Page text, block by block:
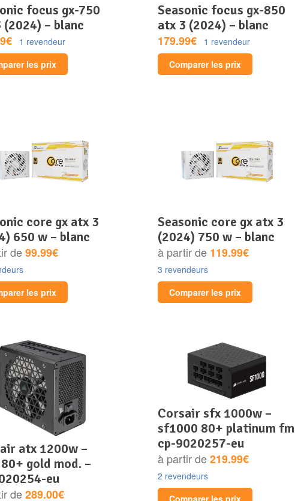
(2024) – blanc
1 revendeur
les prix
seasonic focus gx-850
atx 3 (2024) – blanc
179.99€
1 revendeur
Comparer les prix
650 w – blanc
de99.99€
les prix
seasonic core gx atx 3
(2024) 750 w – blanc
à partir de 119.99€
3 revendeurs
Comparer les prix
gold mod. –
eu
de289.00€
corsair sfx 1000w –
sf1000 80+ platinum fm
cp-9020257-eu
à partir de219.99€
2 revendeurs